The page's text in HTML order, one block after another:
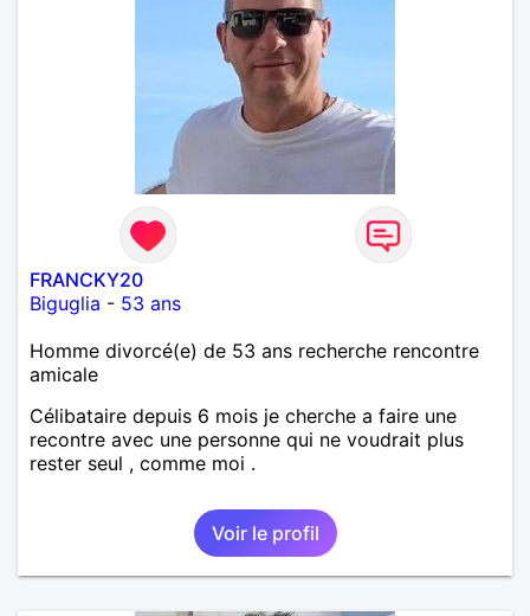
FRANCKY20
Biguglia - 53 ans
Homme divorcé(e) de 53 ans recherche rencontre
amicale
Célibataire depuis 6 mois je cherche a faire une
recontre avec une personne qui ne voudrait plus
rester seul , comme moi .
Voir le profil